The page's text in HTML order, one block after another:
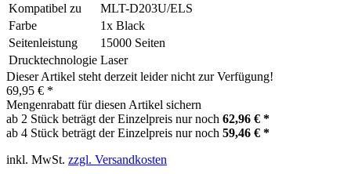
Kompatibel zu
MLT-D203U/ELS
Farbe
1x Black
Seitenleistung
15000 Seiten
Drucktechnologie Laser
Dieser Artikel steht derzeit leider nicht zur Verfügung!
69,95 € *
Mengenrabatt für diesen Artikel sichern
ab 2 Stück beträgt der Einzelpreis nur noch 62,96 € *
ab 4 Stück beträgt der Einzelpreis nur noch 59,46 € *
inkl. MwSt. zzgl. Versandkosten